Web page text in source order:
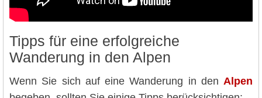
Tipps für eine erfolgreiche
Wanderung in den Alpen
Wenn Sie sich auf eine Wanderung in den Alpen